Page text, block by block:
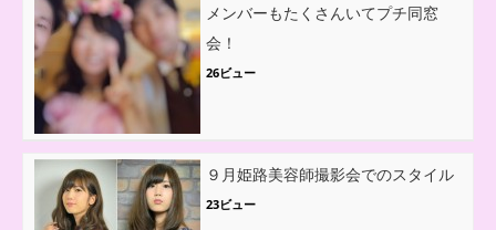
メンバーもたくさんいてプチ同窓
会！
26ビュー
９月姫路美容師撮影会でのスタイル
23ビュー